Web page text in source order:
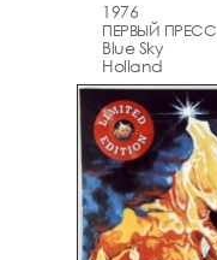
1976
ПЕРВЫЙ ПРЕСС
Blue Sky
Holland